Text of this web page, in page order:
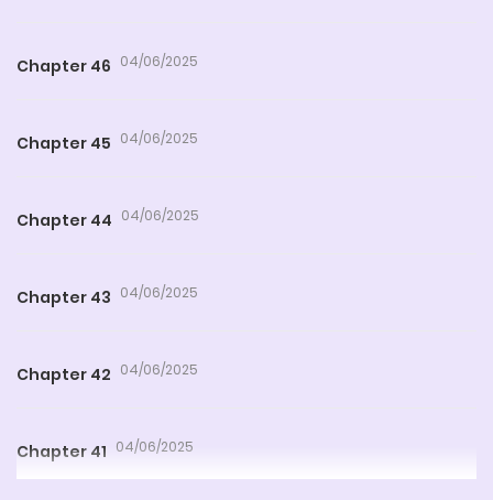
Chapter 46 04/06/2025
Chapter 45 04/06/2025
Chapter 44 04/06/2025
Chapter 43 04/06/2025
Chapter 42 04/06/2025
Chapter 41 04/06/2025